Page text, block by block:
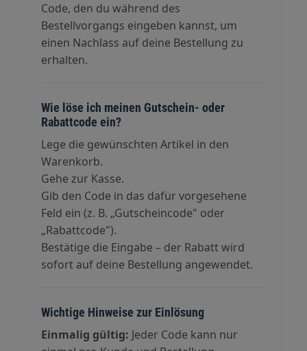
Code, den du während des
Bestellvorgangs eingeben kannst, um
einen Nachlass auf deine Bestellung zu
erhalten.
Wie löse ich meinen Gutschein- oder
Rabattcode ein?
Lege die gewünschten Artikel in den
Warenkorb.
Gehe zur Kasse.
Gib den Code in das dafür vorgesehene
Feld ein (z. B. „Gutscheincode" oder
„Rabattcode").
Bestätige die Eingabe – der Rabatt wird
sofort auf deine Bestellung angewendet.
Wichtige Hinweise zur Einlösung
Einmalig gültig: Jeder Code kann nur